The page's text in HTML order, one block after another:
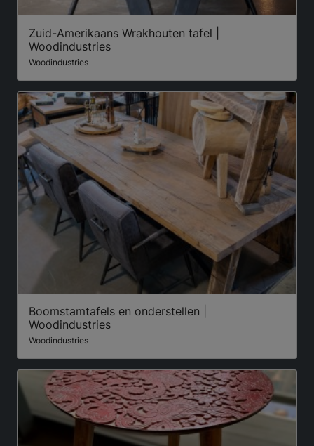
Zuid-Amerikaans Wrakhouten tafel |
Woodindustries
Woodindustries
Boomstamtafels en onderstellen |
Woodindustries
Woodindustries